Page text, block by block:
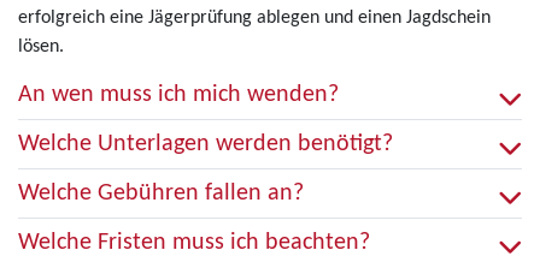
erfolgreich eine Jägerprüfung ablegen und einen Jagdschein
lösen.
An wen muss ich mich wenden?
Welche Unterlagen werden benötigt?
Welche Gebühren fallen an?
Welche Fristen muss ich beachten?